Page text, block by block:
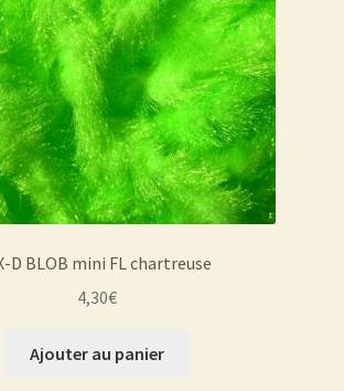
D BLOB mini FL chartreuse
4,30€
Ajouter au panier